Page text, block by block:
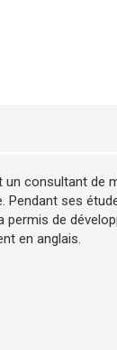
un consultant de
Pendant ses
permis de
en anglais.